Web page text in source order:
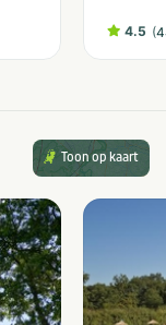
4.5 (
Toon op kaart